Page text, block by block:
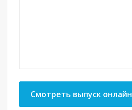
Смотреть выпуск онлайн